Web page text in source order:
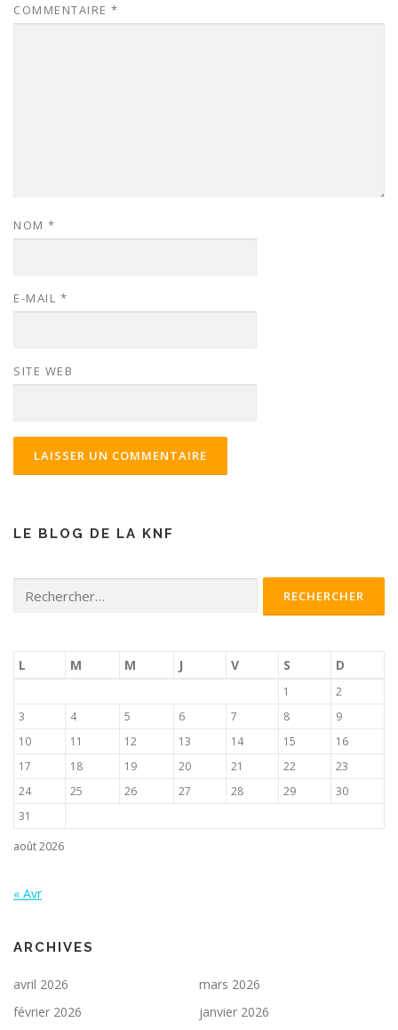
COMMENTAIRE *
NOM *
E-MAIL *
SITE WEB
LE BLOG DE LA KNF
août 2026
L M M J V S D
1
2
3
4 5 6 7 8
9
10
11 12 13 14 15
16
17
18 19 20 21 22
23
24
25 26 27 28 29
30
31
« Avr
ARCHIVES
avril 2026
mars 2026
février 2026
janvier 2026